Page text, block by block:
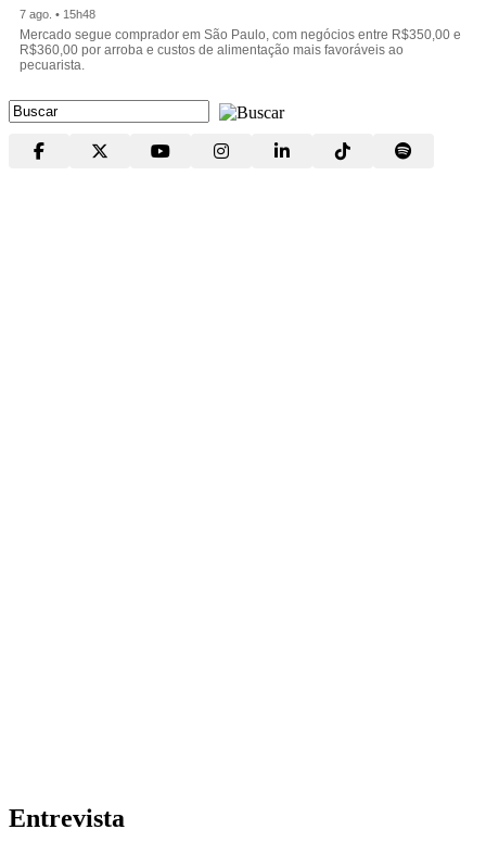
7 ago. • 15h48
Mercado segue comprador em São Paulo, com negócios entre R$350,00 e
R$360,00 por arroba e custos de alimentação mais favoráveis ao
pecuarista.
Entrevista